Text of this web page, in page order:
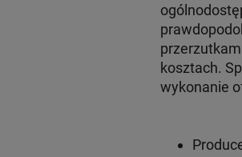
kosztach.
wykonanie